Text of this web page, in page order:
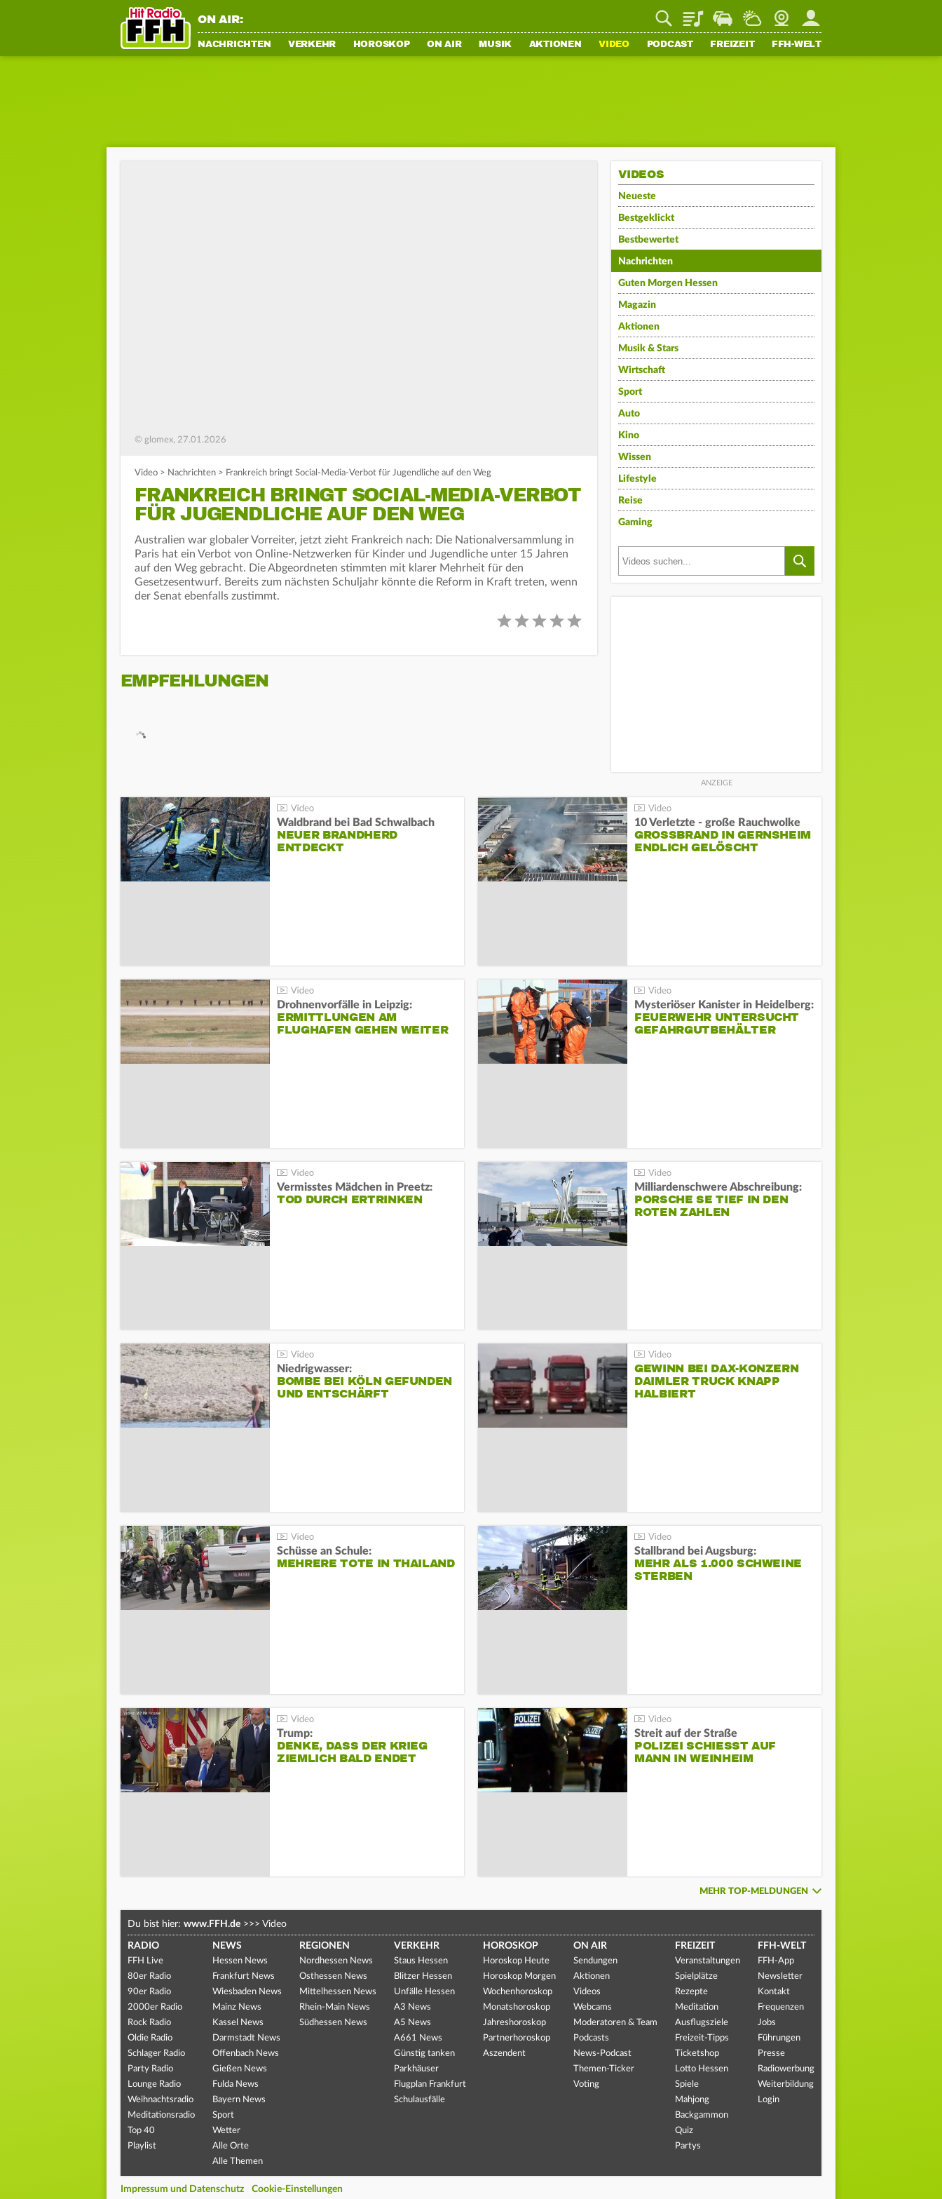
ON AIR: PlaylistStaupilotWetterWebcamMein FFH
NACHRICHTEN VERKEHR HOROSKOP ON AIR MUSIK AKTIONEN VIDEO PODCAST FREIZEIT FFH-WELT
© glomex, 27.01.2026
Video > Nachrichten > Frankreich bringt Social-Media-Verbot für Jugendliche auf den Weg
FRANKREICH BRINGT SOCIAL-MEDIA-VERBOT
FÜR JUGENDLICHE AUF DEN WEG
Australien war globaler Vorreiter, jetzt zieht Frankreich nach: Die Nationalversammlung in
Paris hat ein Verbot von Online-Netzwerken für Kinder und Jugendliche unter 15 Jahren
auf den Weg gebracht. Die Abgeordneten stimmten mit klarer Mehrheit für den
Gesetzesentwurf. Bereits zum nächsten Schuljahr könnte die Reform in Kraft treten, wenn
der Senat ebenfalls zustimmt.
EMPFEHLUNGEN
VIDEOS
Neueste
Bestgeklickt
Bestbewertet
Nachrichten
Guten Morgen Hessen
Magazin
Aktionen
Musik & Stars
Wirtschaft
Sport
Auto
Kino
Wissen
Lifestyle
Reise
Gaming
Waldbrand bei Bad Schwalbach
NEUER BRANDHERD
ENTDECKT
10 Verletzte - große Rauchwolke
GROSSBRAND IN GERNSHEIM E
NDLICH GELÖSCHT
Drohnenvorfälle in Leipzig:
ERMITTLUNGEN AM
FLUGHAFEN GEHEN WEITER
Mysteriöser Kanister in Heidelberg:
FEUERWEHR UNTERSUCHT
GEFAHRGUTBEHÄLTER
Vermisstes Mädchen in Preetz:
TOD DURCH ERTRINKEN
Milliardenschwere Abschreibung:
PORSCHE SE TIEF IN DEN
ROTEN ZAHLEN
Niedrigwasser:
BOMBE BEI KÖLN GEFUNDEN
UND ENTSCHÄRFT
GEWINN BEI DAX-KONZERN
DAIMLER TRUCK KNAPP
HALBIERT
Schüsse an Schule:
MEHRERE TOTE IN THAILAND
Stallbrand bei Augsburg:
MEHR ALS 1.000 SCHWEINE
STERBEN
Trump:
DENKE, DASS DER KRIEG
ZIEMLICH BALD ENDET
Streit auf der Straße
POLIZEI SCHIESST AUF M
ANN IN WEINHEIM
MEHR TOP-MELDUNGEN
Du bist hier: www.FFH.de >>> Video
RADIO
FFH Live
80er Radio
90er Radio
2000er Radio
Rock Radio
Oldie Radio
Schlager Radio
Party Radio
Lounge Radio
Weihnachtsradio
Meditationsradio
Top 40
Playlist
NEWS
Hessen News
Frankfurt News
Wiesbaden News
Mainz News
Kassel News
Darmstadt News
Offenbach News
Gießen News
Fulda News
Bayern News
Sport
Wetter
Alle Orte
Alle Themen
REGIONEN
Nordhessen News
Osthessen News
Mittelhessen News
Rhein-Main News
Südhessen News
VERKEHR
Staus Hessen
Blitzer Hessen
Unfälle Hessen
A3 News
A5 News
A661 News
Günstig tanken
Parkhäuser
Flugplan Frankfurt
Schulausfälle
HOROSKOP
Horoskop Heute
Horoskop Morgen
Wochenhoroskop
Monatshoroskop
Jahreshoroskop
Partnerhoroskop
Aszendent
ON AIR
Sendungen
Aktionen
Videos
Webcams
Moderatoren & Team
Podcasts
News-Podcast
Themen-Ticker
Voting
FREIZEIT
Veranstaltungen
Spielplätze
Rezepte
Meditation
Ausflugsziele
Freizeit-Tipps
Ticketshop
Lotto Hessen
Spiele
Mahjong
Backgammon
Quiz
Partys
FFH-WELT
FFH-App
Newsletter
Kontakt
Frequenzen
Jobs
Führungen
Presse
Radiowerbung
Weiterbildung
Login
Impressum und Datenschutz Cookie-Einstellungen